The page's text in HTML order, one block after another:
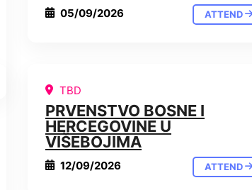
05/09/2026 ATTEND
TBD
PRVENSTVO BOSNE I
HERCEGOVINE U
VIŠEBOJIMA
12/09/2026 ATTEND